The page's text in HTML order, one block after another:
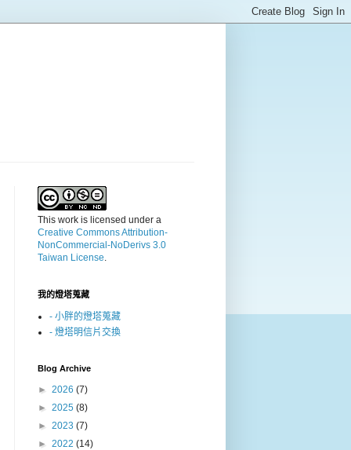
This work is licensed under a
Creative Commons Attribution-
NonCommercial-NoDerivs 3.0
Taiwan License.
我的燈塔蒐藏
- 小胖的燈塔蒐藏
- 燈塔明信片交換
Blog Archive
► 2026 (7)
► 2025 (8)
► 2023 (7)
► 2022 (14)